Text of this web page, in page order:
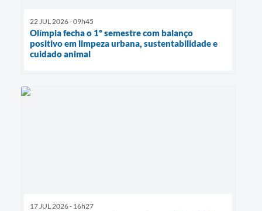
22 JUL 2026 - 09h45
Olímpia fecha o 1º semestre com balanço
positivo em limpeza urbana, sustentabilidade e
cuidado animal
17 JUL 2026 - 16h27